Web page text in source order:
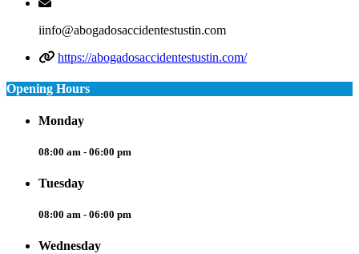
iinfo@abogadosaccidentestustin.com
https://abogadosaccidentestustin.com/
Opening Hours
Monday
08:00 am - 06:00 pm
Tuesday
08:00 am - 06:00 pm
Wednesday